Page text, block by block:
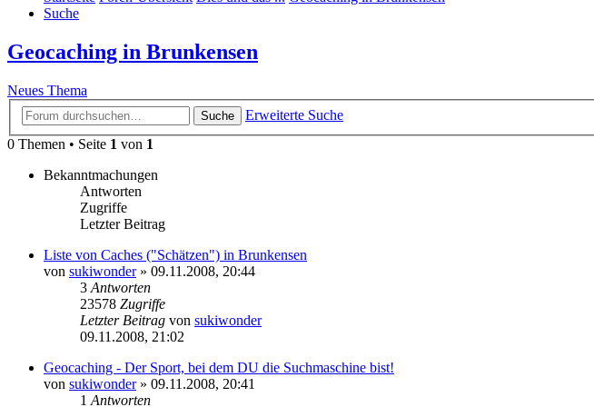
Suche
Geocaching in Brunkensen
Neues Thema
Suche
Erweiterte Suche
0 Themen • Seite 1 von 1
Bekanntmachungen
Antworten
Zugriffe
Letzter Beitrag
Liste von Caches ("Schätzen") in Brunkensen
von sukiwonder» 09.11.2008, 20:44
3 Antworten
23578 Zugriffe
Letzter Beitrag von sukiwonder
09.11.2008, 21:02
Geocaching - Der Sport, bei dem DU die Suchmaschine bist!
von sukiwonder» 09.11.2008, 20:41
1 Antworten